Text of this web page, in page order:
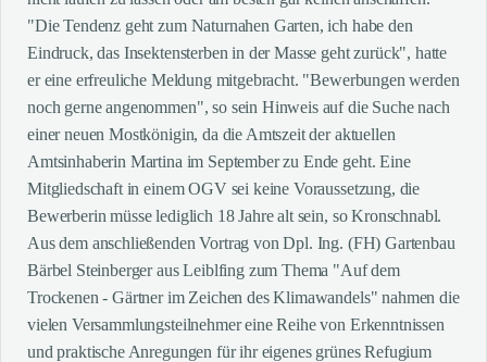
"Die Tendenz geht zum Naturnahen Garten, ich habe den
Eindruck, das Insektensterben in der Masse geht zurück", hatte
er eine erfreuliche Meldung mitgebracht. "Bewerbungen werden
noch gerne angenommen", so sein Hinweis auf die Suche nach
einer neuen Mostkönigin, da die Amtszeit der aktuellen
Amtsinhaberin Martina im September zu Ende geht. Eine
Mitgliedschaft in einem OGV sei keine Voraussetzung, die
Bewerberin müsse lediglich 18 Jahre alt sein, so Kronschnabl.
Aus dem anschließenden Vortrag von Dpl. Ing. (FH) Gartenbau
Bärbel Steinberger aus Leiblfing zum Thema "Auf dem
Trockenen - Gärtner im Zeichen des Klimawandels" nahmen die
vielen Versammlungsteilnehmer eine Reihe von Erkenntnissen
und praktische Anregungen für ihr eigenes grünes Refugium